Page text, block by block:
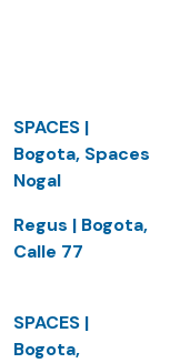
SPACES |
Bogota, Spaces
Nogal
Regus | Bogota,
Calle 77
SPACES |
Bogota,